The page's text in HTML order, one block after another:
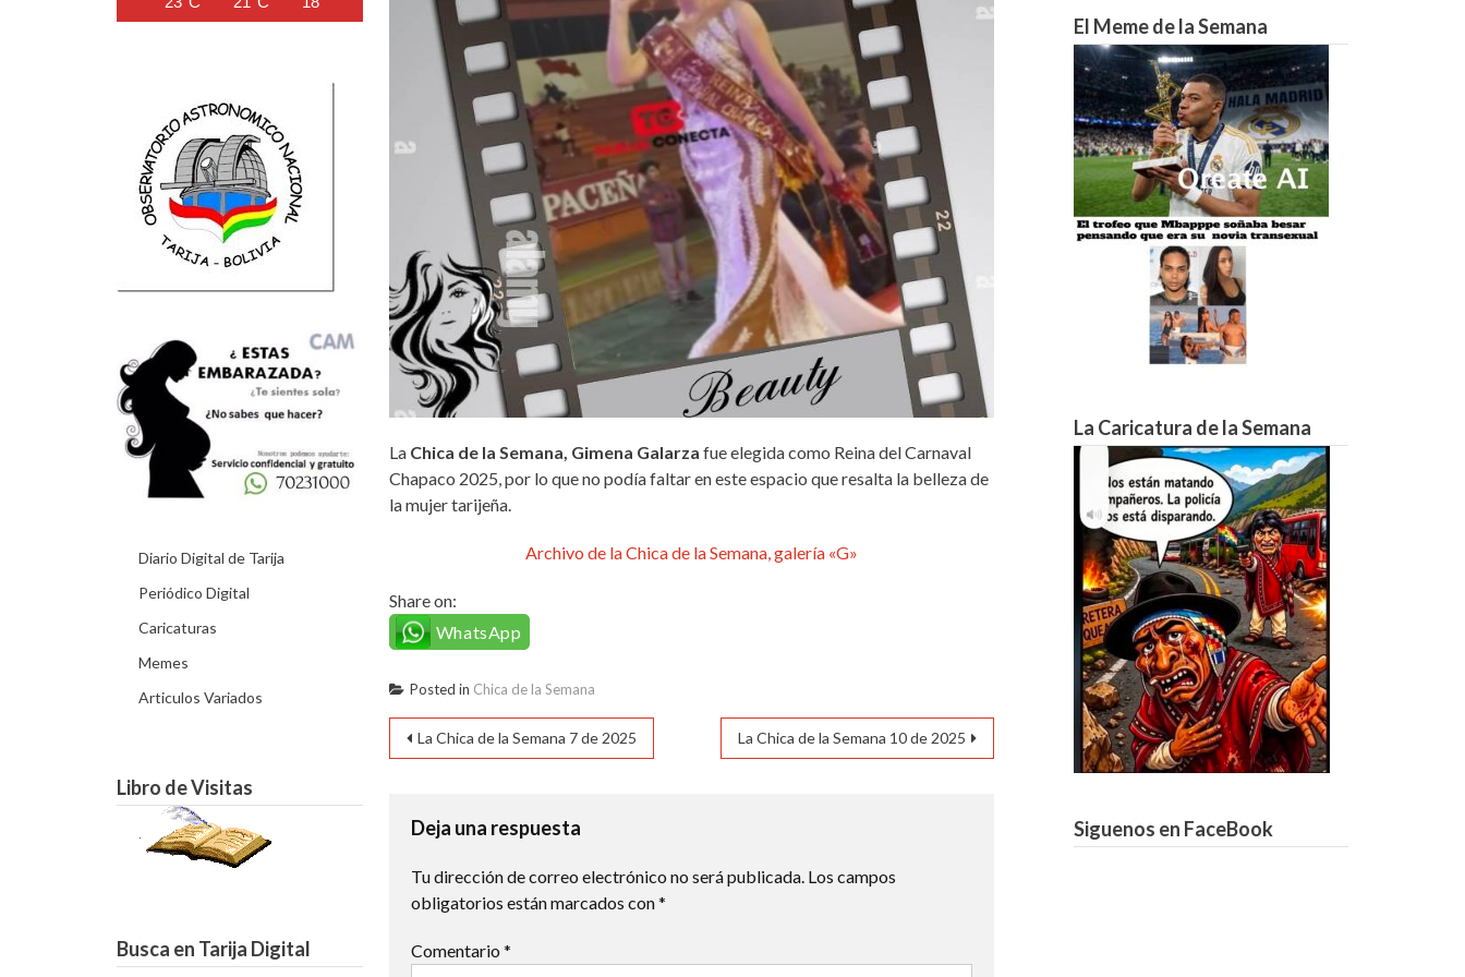
La Chica de la Semana, Gimena Galarza fue elegida como Reina del Carnaval
Chapaco 2025, por lo que no podía faltar en este espacio que resalta la belleza de
la mujer tarijeña.
Archivo de la Chica de la Semana, galería «G»
Share on:
WhatsApp
Posted in Chica de la Semana
Navegación
entradas
La Chica de la Semana 7 de 2025 La Chica de la Semana 10 de 2025
Deja una respuesta
Tu dirección de correo electrónico no será publicada. Los campos
obligatorios están marcados con*
Comentario *
Diario Digital de Tarija
Periódico Digital
Caricaturas
Memes
Articulos Variados
Libro de Visitas
Busca en Tarija Digital
El Meme de la Semana
La Caricatura de la Semana
Siguenos en FaceBook